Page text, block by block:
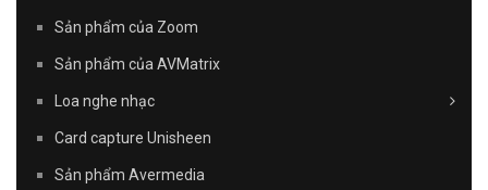
Sản phẩm của Zoom
Sản phẩm của AVMatrix
Loa nghe nhạc
Card capture Unisheen
Sản phẩm Avermedia